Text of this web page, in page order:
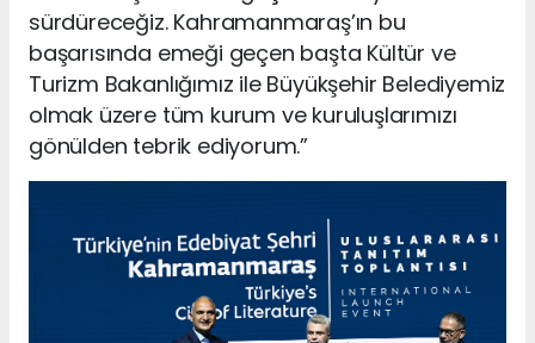
sürdüreceğiz. Kahramanmaraş’ın bu
başarısında emeği geçen başta Kültür ve
Turizm Bakanlığımız ile Büyükşehir Belediyemiz
olmak üzere tüm kurum ve kuruluşlarımızı
gönülden tebrik ediyorum.”